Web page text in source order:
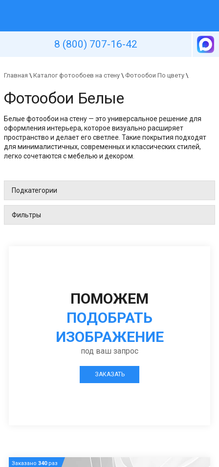
8 (800) 707-16-42
Главная \ Каталог фотообоев на стену \ Фотообои По цвету \
Фотообои Белые
Белые фотообои на стену — это универсальное решение для
оформления интерьера, которое визуально расширяет
пространство и делает его светлее. Такие покрытия подходят
для минималистичных, современных и классических стилей,
легко сочетаются с мебелью и декором.
Подкатегории
Фильтры
ПОМОЖЕМ
ПОДОБРАТЬ
ИЗОБРАЖЕНИЕ
под ваш запрос
ЗАКАЗАТЬ
Заказано 340раз